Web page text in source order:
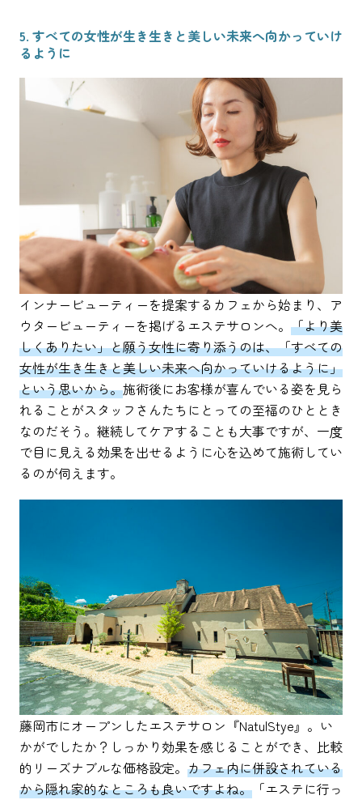
5. すべての女性が生き生きと美しい未来へ向かっていけ
るように
インナービューティーを提案するカフェから始まり、ア
ウタービューティーを掲げるエステサロンへ。 「より美
しくありたい」と願う女性に寄り添うのは、「すべての
女性が生き生きと美しい未来へ向かっていけるように」
という思いから。施術後にお客様が喜んでいる姿を見ら
れることがスタッフさんたちにとっての至福のひととき
なのだそう。継続してケアすることも大事ですが、一度
で目に見える効果を出せるように心を込めて施術してい
るのが伺えます。
藤岡市にオープンしたエステサロン『NatulStye』。い
かがでしたか？しっかり効果を感じることができ、比較
的リーズナブルな価格設定。 カフェ内に併設されている
から隠れ家的なところも良いですよね。 「エステに行っ